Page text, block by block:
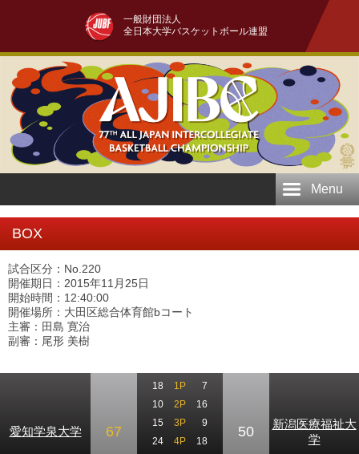
一般財団法人
全日本大学バスケットボール連盟
Menu
BOX
試合区分：No.220
開催期日：2015年11月25日
開始時間：12:40:00
開催場所：大田区総合体育館bコート
主審：田島 寛治
副審：尾形 美樹
愛知学泉大学 67
18 1P
7
10
2P
16
15
3P
9
24
4P
18
50
新潟医療福祉大
学